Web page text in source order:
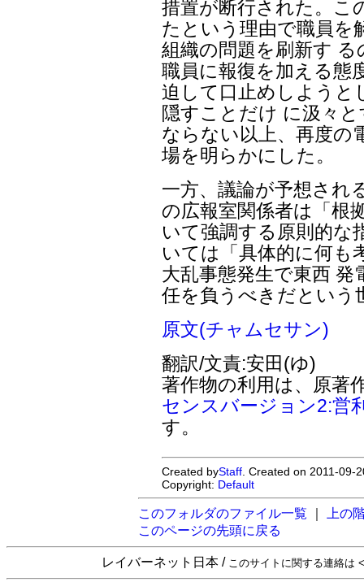
措置が断行された。こ
たという理由で職員を
組織の問題を刷新す
職員に報復を加える態
迫して口止めしようと
隠すことだけ に汲々
ならない以上、再度の
場を明らかにした。
一方、議論が予想され
の広報室関係者は「根
いて強調する原則的な
いては「具体的に何も
大乱事態発生で東西
任を負うべきだという
原文(チャムセサン)
翻訳/文責:安田(ゆ)
著作物の利用は、原著
センスバージョン2:営
す。
Created byStaff . Created on 2011-
Copyright: Default
このフォルダのファイル一覧
上の
このページの先頭に戻る
レイバーネット日本 / このサイトに関する連絡は